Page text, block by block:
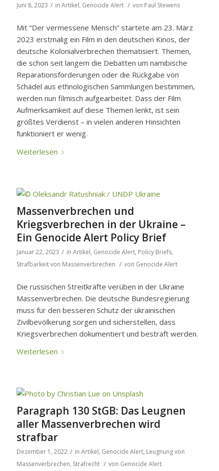
Juni 8, 2023 / in Artikel, Genocide Alert / von Paul Stewens
Mit “Der vermessene Mensch” startete am 23. März
2023 erstmalig ein Film in den deutschen Kinos, der
deutsche Kolonialverbrechen thematisiert. Themen,
die schon seit langem die Debatten um namibische
Reparationsforderungen oder die Rückgabe von
Schädel aus ethnologischen Sammlungen bestimmen,
werden nun filmisch aufgearbeitet. Dass der Film
Aufmerksamkeit auf diese Themen lenkt, ist sein
größtes Verdienst – in vielen anderen Hinsichten
funktioniert er wenig.
Weiterlesen
Massenverbrechen und
Kriegsverbrechen in der Ukraine –
Ein Genocide Alert Policy Brief
Januar 22, 2023 / in Artikel, Genocide Alert, Policy Briefs,
Strafbarkeit von Massenverbrechen / von Genocide Alert
Die russischen Streitkräfte verüben in der Ukraine
Massenverbrechen. Die deutsche Bundesregierung
muss für den besseren Schutz der ukrainischen
Zivilbevölkerung sorgen und sicherstellen, dass
Kriegsverbrechen dokumentiert und bestraft werden.
Weiterlesen
Paragraph 130 StGB: Das Leugnen
aller Massenverbrechen wird
strafbar
Dezember 1, 2022 / in Artikel, Genocide Alert, Leugnung von
Massenverbrechen, Strafrecht / von Genocide Alert